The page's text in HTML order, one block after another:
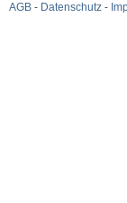
AGB - Datenschutz -